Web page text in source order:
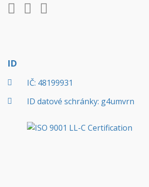
ID
IČ: 48199931
ID datové schránky: g4umvrn